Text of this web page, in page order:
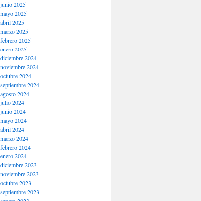
junio 2025
mayo 2025
abril 2025
marzo 2025
febrero 2025
enero 2025
diciembre 2024
noviembre 2024
octubre 2024
septiembre 2024
agosto 2024
julio 2024
junio 2024
mayo 2024
abril 2024
marzo 2024
febrero 2024
enero 2024
diciembre 2023
noviembre 2023
octubre 2023
septiembre 2023